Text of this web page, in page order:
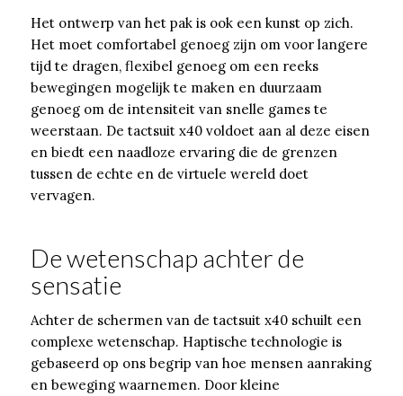
Het ontwerp van het pak is ook een kunst op zich.
Het moet comfortabel genoeg zijn om voor langere
tijd te dragen, flexibel genoeg om een reeks
bewegingen mogelijk te maken en duurzaam
genoeg om de intensiteit van snelle games te
weerstaan. De tactsuit x40 voldoet aan al deze eisen
en biedt een naadloze ervaring die de grenzen
tussen de echte en de virtuele wereld doet
vervagen.
De wetenschap achter de
sensatie
Achter de schermen van de tactsuit x40 schuilt een
complexe wetenschap. Haptische technologie is
gebaseerd op ons begrip van hoe mensen aanraking
en beweging waarnemen. Door kleine